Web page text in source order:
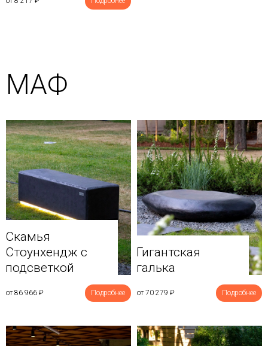
МАФ
Скамья
Стоунхендж с
подсветкой
от 86 966 ₽ Подробнее
Гигантская
галька
от 70 279 ₽ Подробнее